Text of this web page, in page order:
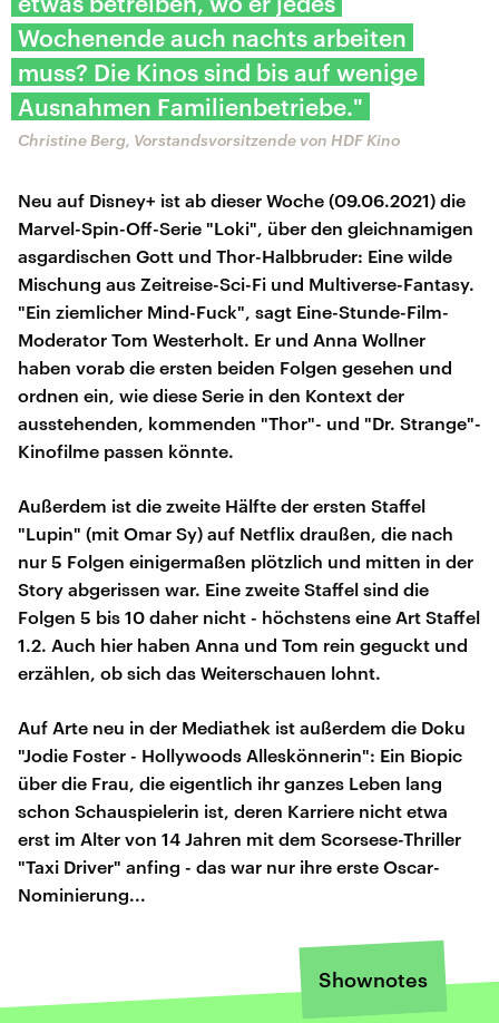
Wochenende auch nachts arbeiten
muss? Die Kinos sind bis auf wenige
Ausnahmen Familienbetriebe."
Christine Berg, Vorstandsvorsitzende von HDF Kino
Neu auf Disney+ ist ab dieser Woche (09.06.2021) die
Marvel-Spin-Off-Serie "Loki", über den gleichnamigen
asgardischen Gott und Thor-Halbbruder: Eine wilde
Mischung aus Zeitreise-Sci-Fi und Multiverse-Fantasy.
"Ein ziemlicher Mind-Fuck", sagt Eine-Stunde-Film-
Moderator Tom Westerholt. Er und Anna Wollner
haben vorab die ersten beiden Folgen gesehen und
ordnen ein, wie diese Serie in den Kontext der
ausstehenden, kommenden "Thor"- und "Dr. Strange"-
Kinofilme passen könnte.
Außerdem ist die zweite Hälfte der ersten Staffel
"Lupin" (mit Omar Sy) auf Netflix draußen, die nach
nur 5 Folgen einigermaßen plötzlich und mitten in der
Story abgerissen war. Eine zweite Staffel sind die
Folgen 5 bis 10 daher nicht - höchstens eine Art Staffel
1.2. Auch hier haben Anna und Tom rein geguckt und
erzählen, ob sich das Weiterschauen lohnt.
Auf Arte neu in der Mediathek ist außerdem die Doku
"Jodie Foster - Hollywoods Alleskönnerin": Ein Biopic
über die Frau, die eigentlich ihr ganzes Leben lang
schon Schauspielerin ist, deren Karriere nicht etwa
erst im Alter von 14 Jahren mit dem Scorsese-Thriller
"Taxi Driver" anfing - das war nur ihre erste Oscar-
Nominierung...
Shownotes